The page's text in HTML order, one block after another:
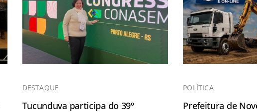
DESTAQUE
Tucunduva participa do 39º
POLÍTICA
Prefeitura de